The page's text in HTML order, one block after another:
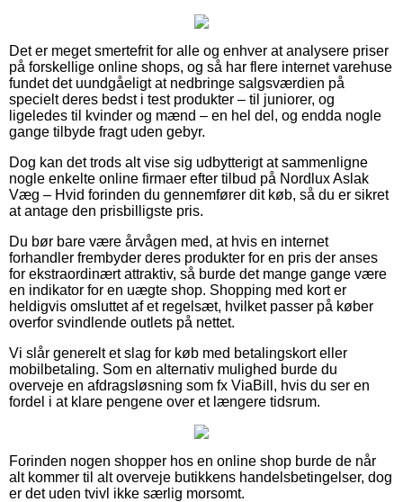
Det er meget smertefrit for alle og enhver at analysere priser
på forskellige online shops, og så har flere internet varehuse
fundet det uundgåeligt at nedbringe salgsværdien på
specielt deres bedst i test produkter – til juniorer, og
ligeledes til kvinder og mænd – en hel del, og endda nogle
gange tilbyde fragt uden gebyr.
Dog kan det trods alt vise sig udbytterigt at sammenligne
nogle enkelte online firmaer efter tilbud på Nordlux Aslak
Væg – Hvid forinden du gennemfører dit køb, så du er sikret
at antage den prisbilligste pris.
Du bør bare være årvågen med, at hvis en internet
forhandler frembyder deres produkter for en pris der anses
for ekstraordinært attraktiv, så burde det mange gange være
en indikator for en uægte shop. Shopping med kort er
heldigvis omsluttet af et regelsæt, hvilket passer på køber
overfor svindlende outlets på nettet.
Vi slår generelt et slag for køb med betalingskort eller
mobilbetaling. Som en alternativ mulighed burde du
overveje en afdragsløsning som fx ViaBill, hvis du ser en
fordel i at klare pengene over et længere tidsrum.
Forinden nogen shopper hos en online shop burde de når
alt kommer til alt overveje butikkens handelsbetingelser, dog
er det uden tvivl ikke særlig morsomt.